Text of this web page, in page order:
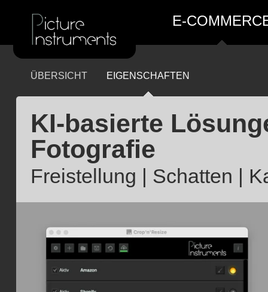
E-
ÜBERSICHT EIGENSCHAFTEN
KI-basierte
Fotografie
Freistellung | Schatten |